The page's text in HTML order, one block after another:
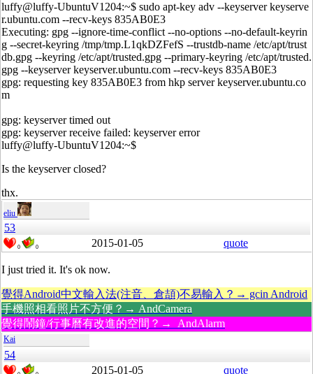
luffy@luffy-UbuntuV1204:~$ sudo apt-key adv --keyserver keyserve
r.ubuntu.com --recv-keys 835AB0E3
Executing: gpg --ignore-time-conflict --no-options --no-default-keyrin
g --secret-keyring /tmp/tmp.L1qkDZFefS --trustdb-name /etc/apt/trust
db.gpg --keyring /etc/apt/trusted.gpg --primary-keyring /etc/apt/trusted.
gpg --keyserver keyserver.ubuntu.com --recv-keys 835AB0E3
gpg: requesting key 835AB0E3 from hkp server keyserver.ubuntu.co
m
gpg: keyserver timed out
gpg: keyserver receive failed: keyserver error
luffy@luffy-UbuntuV1204:~$
Is the keyserver closed?
thx.
eliu
53
0 0 2015-01-05 quote
I just tried it. It's ok now.
覺得Android中文輸入法(注音、倉頡)不易輸入？→ gcin Android
手機照相看照片不方便？→ AndCamera
覺得鬧鐘/行事曆有改進的空間？→ AndAlarm
Kai
54
2015-01-05 quote